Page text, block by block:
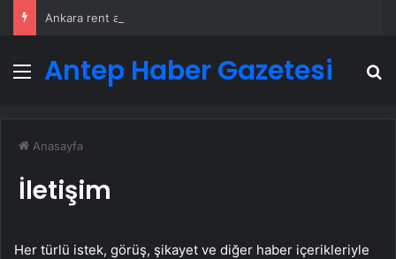
Ankara rent a car
Menü
Antep Haber Gazetesi
Anasayfa
İletişim
Her türlü istek, görüş, şikayet ve diğer haber içerikleriyle